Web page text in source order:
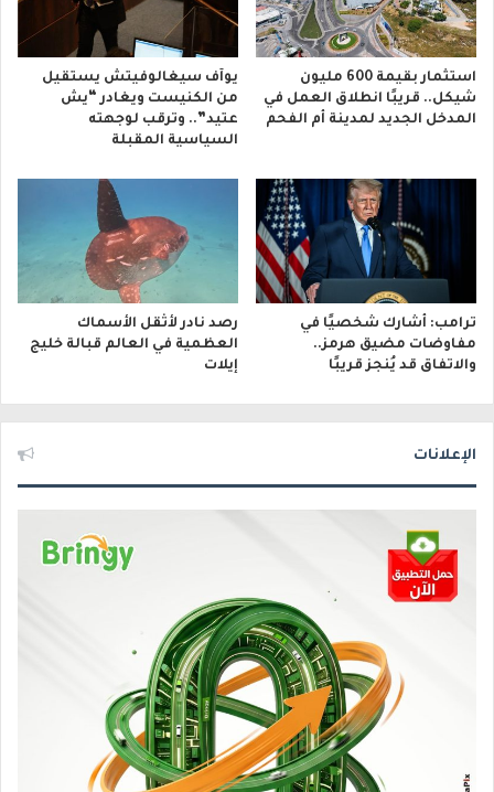
استثمار بقيمة 600 مليون
شيكل.. قريبًا انطلاق العمل في
المدخل الجديد لمدينة أم الفحم
يوآف سيغالوفيتش يستقيل
من الكنيست ويغادر “يش
عتيد”.. وترقب لوجهته
السياسية المقبلة
ترامب: أشارك شخصيًا في
مفاوضات مضيق هرمز..
والاتفاق قد يُنجز قريبًا
رصد نادر لأثقل الأسماك
العظمية في العالم قبالة خليج
إيلات
الإعلانات